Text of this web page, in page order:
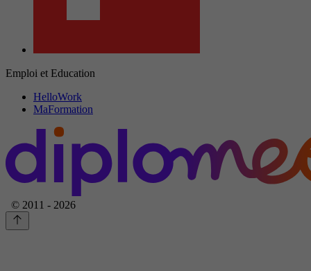
Emploi et Education
HelloWork
MaFormation
© 2011 - 2026